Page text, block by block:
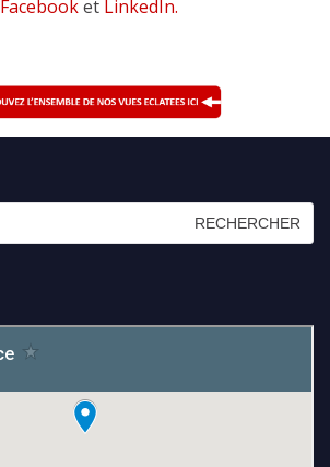
Facebooket LinkedIn.